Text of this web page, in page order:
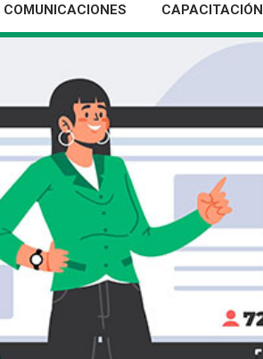
COMUNICACIONES CAPACITACIÓN